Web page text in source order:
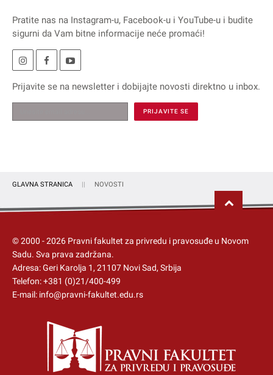
Pratite nas na Instagram-u, Facebook-u i YouTube-u i budite
sigurni da Vam bitne informacije neće promaći!
Prijavite se na newsletter i dobijajte novosti direktno u inbox.
GLAVNA STRANICA NOVOSTI
© 2000 -2026 Pravni fakultet za privredu i pravosuđe u Novom
Sadu. Sva prava zadržana.
Adresa: Geri Karolja 1, 21107 Novi Sad, Srbija
Telefon:+381 (0)21/400-499
E-mail: info@pravni-fakultet.edu.rs